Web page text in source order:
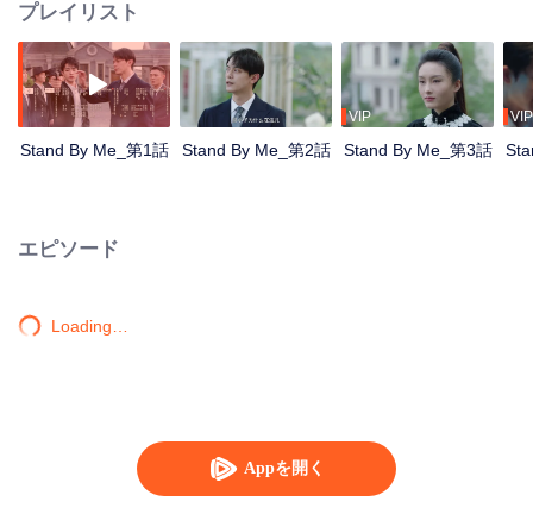
Appを開く
プレイリスト
Stand By Me_第1話 Stand By Me_第2話
VIP
Stand By Me_第3話
VIP
エピソード
Loading…